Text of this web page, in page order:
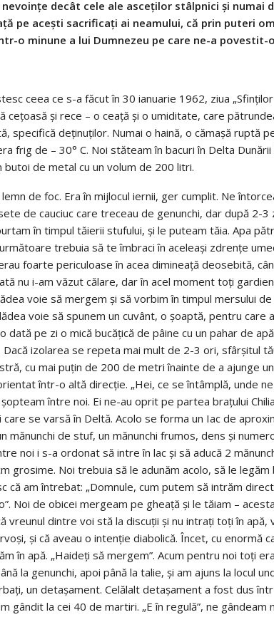
decât cele ale asceţilor stâlpnici şi numai
pe aceşti sacrificaţi ai neamului, că prin puteri
o minune a lui Dumnezeu pe care ne-a povestit-
ceea ce s-a făcut în 30 ianuarie 1962, ziua
ceţoasă şi rece – o ceaţă şi o umiditate, care
specifică deţinuţilor. Numai o haină, o cămaşă ruptă
frig de – 30° C. Noi stăteam în bacuri în Delta
butoi de metal cu un volum de 200 litri.
de foc. Era în mijlocul iernii, ger cumplit. Ne
de cauciuc care treceau de genunchi, dar după 2-
în timpul tăierii stufului, şi le puteam tăia. Apa
trebuia să te îmbraci în aceleaşi zdrenţe
foarte periculoase în acea dimineaţă deosebită,
nu i-am văzut călare, dar în acel moment toţi
voie să mergem şi să vorbim în timpul mersului
voie să spunem un cuvânt, o şoaptă, pentru
pe zi o mică bucăţică de pâine cu un pahar de
izolarea se repeta mai mult de 2-3 ori, sfârşitul
cu mai puţin de 200 de metri înainte de a ajunge
într-o altă direcţie. „Hei, ce se întâmplă, unde ne
între noi. Ei ne-au oprit pe partea braţului
se varsă în Deltă. Acolo se forma un Iac de
mănunchi de stuf, un mănunchi frumos, dens şi
noi i s-a ordonat să intre în lac şi să aducă 2
grosime. Noi trebuia să le adunăm acolo, să le
că am întrebat: „Domnule, cum putem să intrăm
Noi de obicei mergeam pe gheaţă şi le tăiam –
vreunul dintre voi stă la discuţii şi nu intraţi toţi în apă,
şi că aveau o intenţie diabolică. Încet, cu enormă
în apă. „Haideţi să mergem”. Acum pentru noi toţi
la genunchi, apoi până la talie, şi am ajuns la locul
un detaşament. Celălalt detaşament a fost dus
gândit la cei 40 de martiri. „E în regulă”, ne gândeam